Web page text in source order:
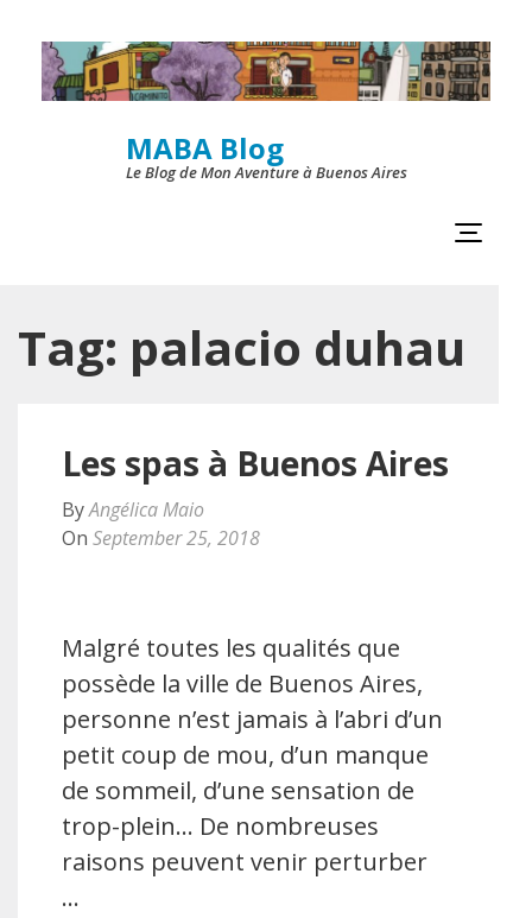
Skip
to
content
MABA Blog
Le Blog de Mon Aventure à Buenos Aires
Tag: palacio duhau
Les spas à Buenos Aires
ByAngélica Maio
On September 25, 2018
Malgré toutes les qualités que
possède la ville de Buenos Aires,
personne n’est jamais à l’abri d’un
petit coup de mou, d’un manque
de sommeil, d’une sensation de
trop-plein… De nombreuses
raisons peuvent venir perturber
…